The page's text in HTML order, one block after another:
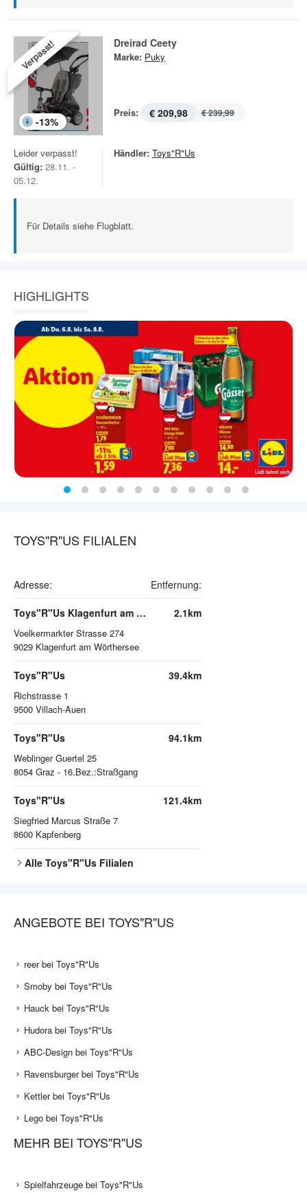
Verpasst!
-13%
Dreirad Ceety
Marke: Puky
Preis: € 209,98 € 239,99
Leider verpasst!
Gültig: 28.11. -
05.12.
Händler: Toys"R"Us
Für Details siehe Flugblatt.
HIGHLIGHTS
TOYS"R"US FILIALEN
Adresse: Entfernung:
Toys"R"Us Klagenfurt am Wörthersee
Voelkermarkter Strasse 274
9029 Klagenfurt am Wörthersee
2.1km
Toys"R"Us
Richstrasse 1
9500 Villach-Auen
39.4km
Toys"R"Us
Weblinger Guertel 25
8054 Graz - 16.Bez.:Straßgang
94.1km
Toys"R"Us
Siegfried Marcus Straße 7
8600 Kapfenberg
121.4km
Alle Toys"R"Us Filialen
ANGEBOTE BEI TOYS"R"US
reer bei Toys"R"Us
Smoby bei Toys"R"Us
Hauck bei Toys"R"Us
Hudora bei Toys"R"Us
ABC-Design bei Toys"R"Us
Ravensburger bei Toys"R"Us
Kettler bei Toys"R"Us
Lego bei Toys"R"Us
MEHR BEI TOYS"R"US
Spielfahrzeuge bei Toys"R"Us